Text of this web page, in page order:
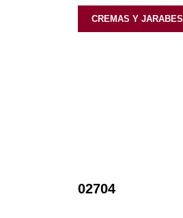
CREMAS Y JARABES
02704